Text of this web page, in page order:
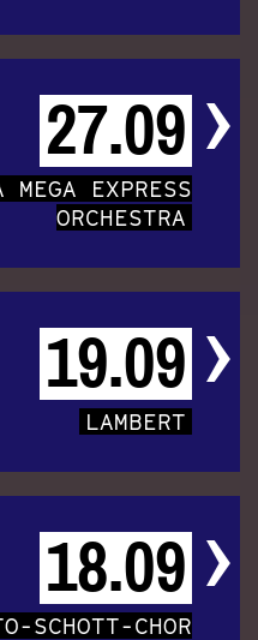
27.09
MEGA EXPRESS
ORCHESTRA
19.09
LAMBERT
18.09
SCHOTT-CHOR